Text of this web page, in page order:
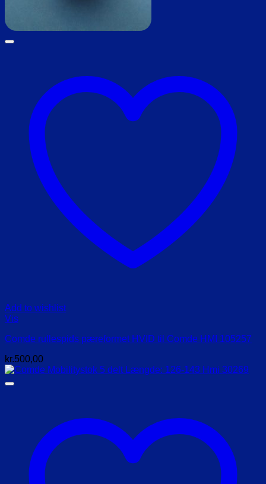
Add to wishlist
Vis
Comde rullespids pæreformet HVID til Comde HMI 105257
kr.500,00